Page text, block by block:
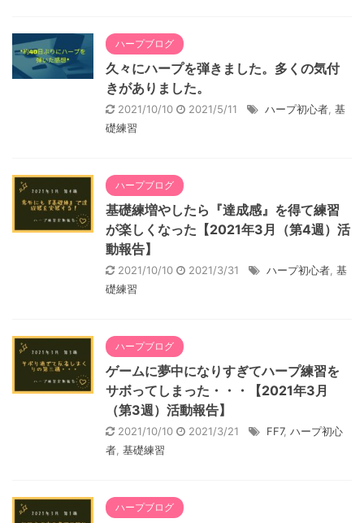
ハープブログ
久々にハープを弾きました。多くの気付
きがありました。
2021/10/10 2021/5/11 ハープ初心者 基
礎練習
ハープブログ
基礎練増やしたら『達成感』を得て練習
が楽しくなった【2021年3月（第4週）活
動報告】
2021/10/10 2021/3/31 ハープ初心者 基
礎練習
ハープブログ
ゲームに夢中になりすぎてハープ練習を
サボってしまった・・・【2021年3月
（第3週）活動報告】
2021/10/10 2021/3/21 FF7, ハープ初心
者 基礎練習
ハープブログ